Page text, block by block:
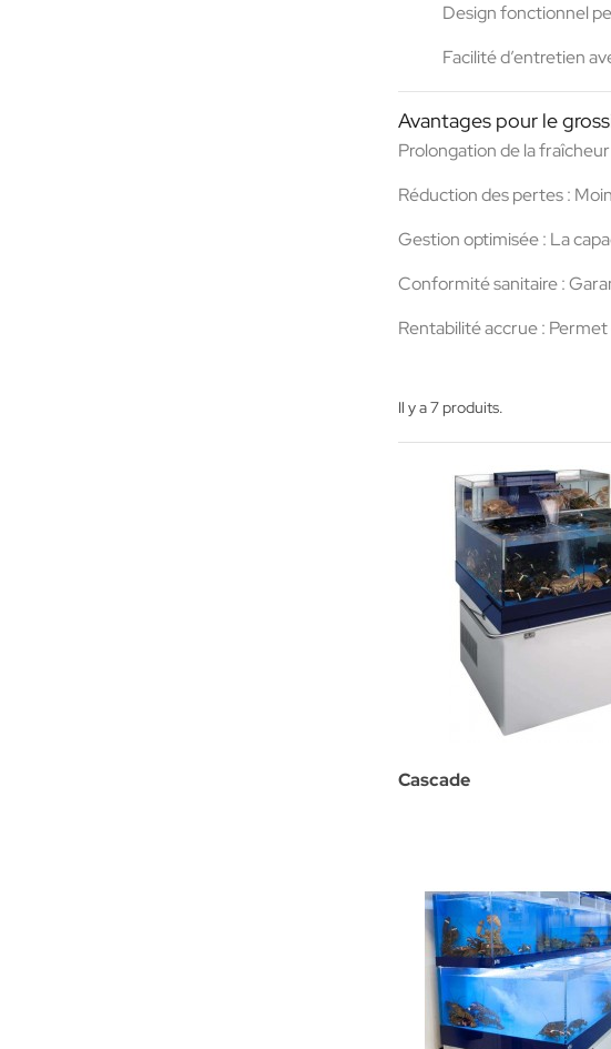
Design fonctionnel
Facilité d’entretien
Avantages pour le
Prolongation de la fraîcheur
Réduction des pertes :
Gestion optimisée : La
Conformité sanitaire :
Rentabilité accrue : Permet
Il y a 7 produits.
Cascade